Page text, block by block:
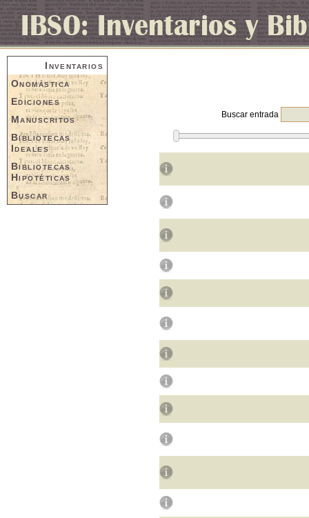
Inventarios
Onomástica
Ediciones
Manuscritos
Bibliotecas
Ideales
Bibliotecas
Hipotéticas
Buscar
Buscar entrada